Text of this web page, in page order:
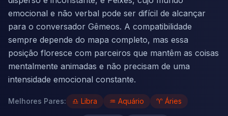
emocional e não verbal pode ser difícil de alcançar
para o conversador Gêmeos. A compatibilidade
sempre depende do mapa completo, mas essa
posição floresce com parceiros que mantêm as coisas
mentalmente animadas e não precisam de uma
intensidade emocional constante.
Melhores Pares: ♎ Libra ♒ Aquário ♈ Áries